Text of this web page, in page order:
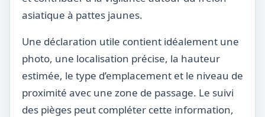
asiatique à pattes jaunes.
Une déclaration utile contient idéalement une
photo, une localisation précise, la hauteur
estimée, le type d’emplacement et le niveau de
proximité avec une zone de passage. Le suivi
des pièges peut compléter cette information,